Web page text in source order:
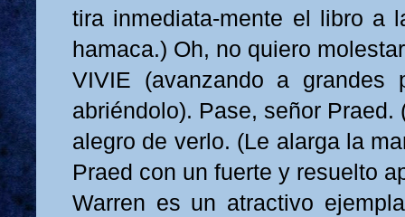
tira inmediata-mente el libro a
hamaca.) Oh, no quiero
VIVIE (avanzando a grandes
abriéndolo). Pase, señor Praed.
alegro de verlo. (Le alarga la
Praed con un fuerte y resuelto
Warren es un atractivo